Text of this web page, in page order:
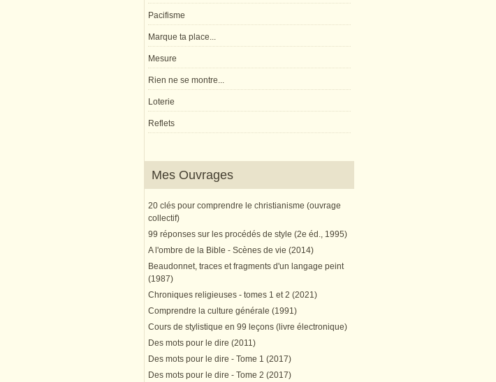
Pacifisme
Marque ta place...
Mesure
Rien ne se montre...
Loterie
Reflets
Mes Ouvrages
20 clés pour comprendre le christianisme (ouvrage
collectif)
99 réponses sur les procédés de style (2e éd., 1995)
A l'ombre de la Bible - Scènes de vie (2014)
Beaudonnet, traces et fragments d'un langage peint
(1987)
Chroniques religieuses - tomes 1 et 2 (2021)
Comprendre la culture générale (1991)
Cours de stylistique en 99 leçons (livre électronique)
Des mots pour le dire (2011)
Des mots pour le dire - Tome 1 (2017)
Des mots pour le dire - Tome 2 (2017)